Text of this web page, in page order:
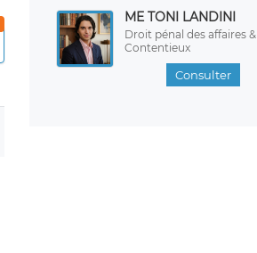
ME TONI LANDINI
Droit pénal des affaires &
Contentieux
Consulter